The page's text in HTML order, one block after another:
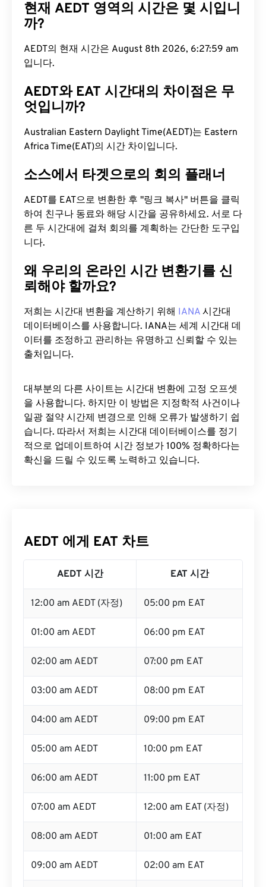
현재 AEDT 영역의 시간은 몇 시입니
까?
AEDT의 현재 시간은 August 8th 2026, 6:28:00 am
입니다.
AEDT와 EAT 시간대의 차이점은 무
엇입니까?
Australian Eastern Daylight Time(AEDT)는 Eastern
Africa Time(EAT)의 시간 차이입니다.
소스에서 타겟으로의 회의 플래너
AEDT를 EAT으로 변환한 후 "링크 복사" 버튼을 클릭
하여 친구나 동료와 해당 시간을 공유하세요. 서로 다
른 두 시간대에 걸쳐 회의를 계획하는 간단한 도구입
니다.
왜 우리의 온라인 시간 변환기를 신
뢰해야 할까요?
저희는 시간대 변환을 계산하기 위해 IANA 시간대
데이터베이스를 사용합니다. IANA는 세계 시간대 데
이터를 조정하고 관리하는 유명하고 신뢰할 수 있는
출처입니다.
대부분의 다른 사이트는 시간대 변환에 ​​고정 오프셋
을 사용합니다. 하지만 이 방법은 지정학적 사건이나
일광 절약 시간제 변경으로 인해 오류가 발생하기 쉽
습니다. 따라서 저희는 시간대 데이터베이스를 정기
적으로 업데이트하여 시간 정보가 100% 정확하다는
확신을 드릴 수 있도록 노력하고 있습니다.
AEDT 에게 EAT 차트
AEDT 시간 EAT 시간
12:00 am AEDT (자정) 05:00 pm EAT
01:00 am AEDT 06:00 pm EAT
02:00 am AEDT 07:00 pm EAT
03:00 am AEDT 08:00 pm EAT
04:00 am AEDT 09:00 pm EAT
05:00 am AEDT 10:00 pm EAT
06:00 am AEDT 11:00 pm EAT
07:00 am AEDT 12:00 am EAT (자정)
08:00 am AEDT 01:00 am EAT
09:00 am AEDT 02:00 am EAT